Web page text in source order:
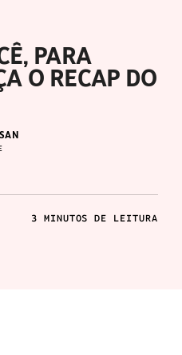
PARA
O RECAP DO
3 MINUTOS DE LEITURA